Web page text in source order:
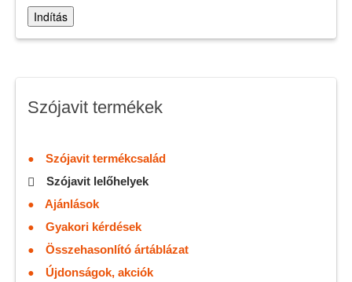
Indítás
Szójavit termékek
Szójavit termékcsalád
Szójavit lelőhelyek
Ajánlások
Gyakori kérdések
Összehasonlító ártáblázat
Újdonságok, akciók